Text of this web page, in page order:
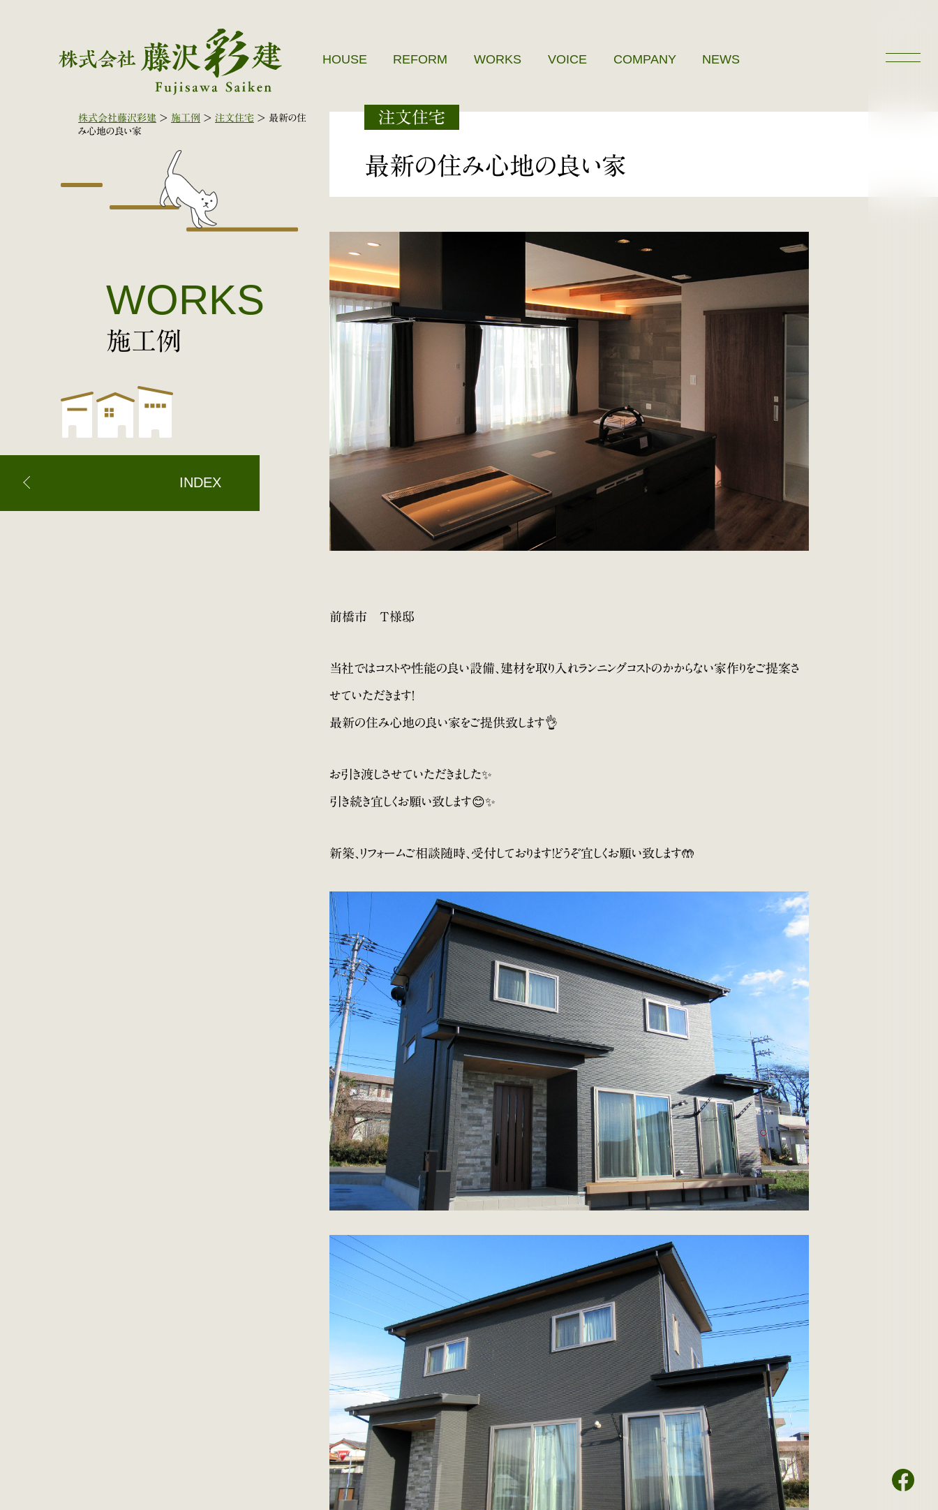
HOUSE REFORM WORKS VOICE COMPANY NEWS
株式会社藤沢彩建 > 施工例 > 注文住宅 > 最新の住
み心地の良い家
WORKS
施工例
INDEX
注文住宅
最新の住み心地の良い家
前橋市 T様邸
当社ではコストや性能の良い設備、建材を取り入れランニングコストのかからない家作りをご提案さ
せていただきます！
最新の住み心地の良い家をご提供致します👌
お引き渡しさせていただきました✨
引き続き宜しくお願い致します😊✨
新築、リフォームご相談随時、受付しております！どうぞ宜しくお願い致します🤲